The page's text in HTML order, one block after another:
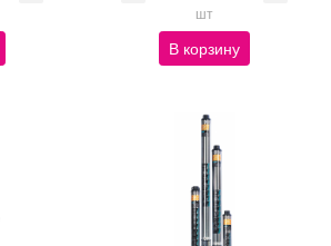
шт
В корзину